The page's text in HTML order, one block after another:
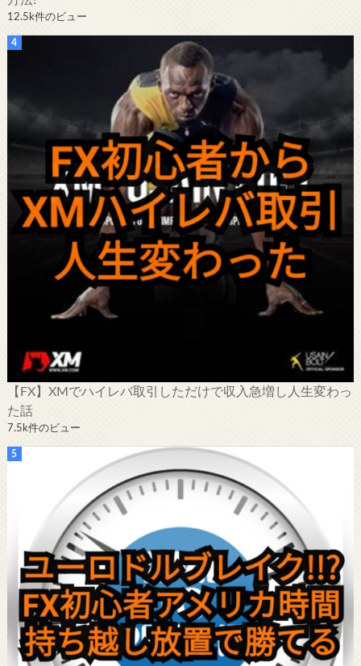
12.5k件のビュー
【FX】XMでハイレバ取引しただけで収入急増し人生変わっ
た話
7.5k件のビュー